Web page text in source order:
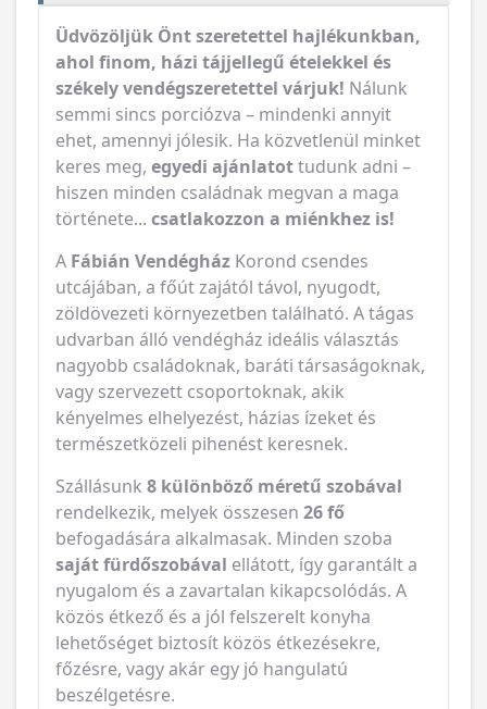
Üdvözöljük Önt szeretettel hajlékunkban,
ahol finom, házi tájjellegű ételekkel és
székely vendégszeretettel várjuk! Nálunk
semmi sincs porciózva – mindenki annyit
ehet, amennyi jólesik. Ha közvetlenül minket
keres meg, egyedi ajánlatottudunk adni –
hiszen minden családnak megvan a maga
története... csatlakozzon a miénkhez is!
A Fábián Vendégház Korond csendes
utcájában, a főút zajától távol, nyugodt,
zöldövezeti környezetben található. A tágas
udvarban álló vendégház ideális választás
nagyobb családoknak, baráti társaságoknak,
vagy szervezett csoportoknak, akik
kényelmes elhelyezést, házias ízeket és
természetközeli pihenést keresnek.
Szállásunk 8 különböző méretű szobával
rendelkezik, melyek összesen 26 fő
befogadására alkalmasak. Minden szoba
saját fürdőszobával ellátott, így garantált a
nyugalom és a zavartalan kikapcsolódás. A
közös étkező és a jól felszerelt konyha
lehetőséget biztosít közös étkezésekre,
főzésre, vagy akár egy jó hangulatú
beszélgetésre.